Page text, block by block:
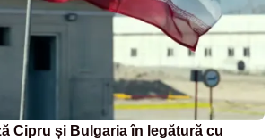
Cipru și Bulgaria în legătură cu